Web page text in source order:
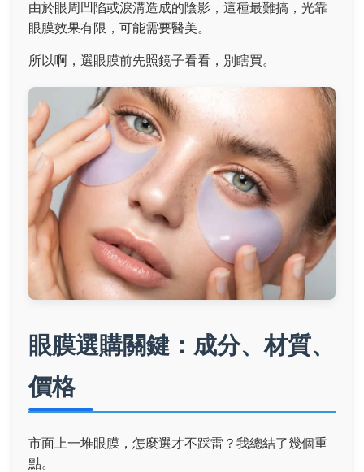
由於眼周凹陷或淚溝造成的陰影，這種最難搞，光靠
眼膜效果有限，可能需要醫美。
所以啊，選眼膜前先照鏡子看看，別瞎買。
眼膜選購關鍵：成分、材質、
價格
市面上一堆眼膜，怎麼選才不踩雷？我總結了幾個重
點。